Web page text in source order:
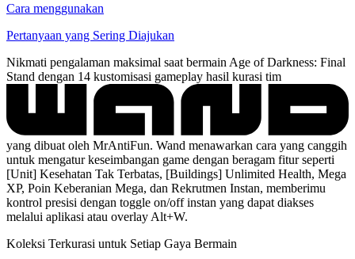
Cara menggunakan
Pertanyaan yang Sering Diajukan
Nikmati pengalaman maksimal saat bermain Age of Darkness: Final
Stand dengan 14 kustomisasi gameplay hasil kurasi tim
yang dibuat oleh MrAntiFun. Wand menawarkan cara yang canggih
untuk mengatur keseimbangan game dengan beragam fitur seperti
[Unit] Kesehatan Tak Terbatas, [Buildings] Unlimited Health, Mega
XP, Poin Keberanian Mega, dan Rekrutmen Instan, memberimu
kontrol presisi dengan toggle on/off instan yang dapat diakses
melalui aplikasi atau overlay Alt+W.
Koleksi Terkurasi untuk Setiap Gaya Bermain